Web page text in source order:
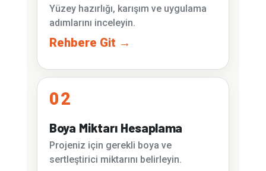
Yüzey hazırlığı, karışım ve uygulama
adımlarını inceleyin.
Rehbere Git →
02
Boya Miktarı Hesaplama
Projeniz için gerekli boya ve
sertleştirici miktarını belirleyin.